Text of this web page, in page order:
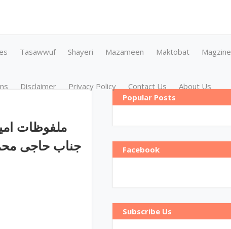
Tasawwuf Shayeri Mazameen Maktobat Magzine
Disclaimer Privacy Policy Contact Us About Us
Popular Posts
Facebook
Subscribe Us